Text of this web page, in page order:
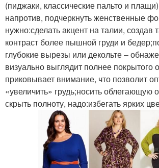
(пиджаки, классические пальто и
напротив, подчеркнуть женственные
нужно:сделать акцент на талии, создав
контраст более пышной груди и
глубокие вырезы или декольте –
визуально выглядит полнее покрытого
приковывает внимание, что позволит
«увеличить» грудь;носить облегающую
скрыть полноту, надо:избегать ярких